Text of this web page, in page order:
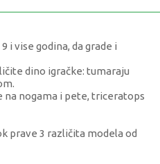
i vise godina, da grade i
dino igračke: tumaraju
na nogama i pete, triceratops
prave 3 različita modela od